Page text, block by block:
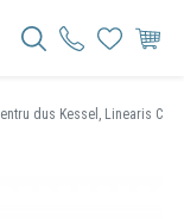
dus Kessel, Linearis